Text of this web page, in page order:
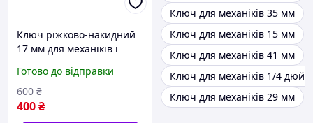
Ключ ріжково-накидний
17 мм для механіків і
роботи з кріпленнями та
гайками FLAME
Готово до відправки
400₴
600 ₴
Ключ для механіків 35 мм
Ключ для механіків 15 мм
Ключ для механіків 41 мм
Ключ для механіків 1/4
Ключ для механіків 29 мм